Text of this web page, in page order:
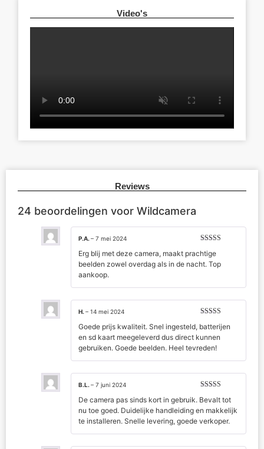
Video's
Reviews
24 beoordelingen voor Wildcamera
5uit 5
B.L. – 7 juni 2024
De camera pas sinds kort in gebruik. Bevalt tot
nu toe goed. Duidelijke handleiding en makkelijk
te installeren. Snelle levering, goede verkoper.
5uit 5
H. – 14 mei 2024
Goede prijs kwaliteit. Snel ingesteld, batterijen
en sd kaart meegeleverd dus direct kunnen
gebruiken. Goede beelden. Heel tevreden!
5uit 5
P.A.– 7 mei 2024
Erg blij met deze camera, maakt prachtige
beelden zowel overdag als in de nacht. Top
aankoop.